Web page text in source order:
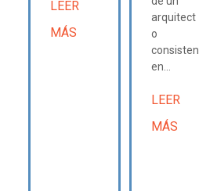
LEER
MÁS
arquitect
o
consisten
en...
LEER
MÁS